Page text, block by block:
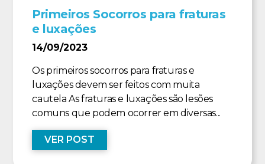
Primeiros Socorros para fraturas
e luxações
14/09/2023
Os primeiros socorros para fraturas e
luxações devem ser feitos com muita
cautela As fraturas e luxações são lesões
comuns que podem ocorrer em diversas...
VER POST